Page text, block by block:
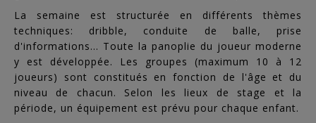
Rixensart
Tervuren
Woluwe-
La semaine est structurée en différents thèmes
techniques: dribble, conduite de balle, prise
d'informations... Toute la panoplie du joueur moderne
y est développée. Les groupes (maximum 10 à 12
joueurs) sont constitués en fonction de l'âge et du
niveau de chacun. Selon les lieux de stage et la
période, un équipement est prévu pour chaque enfant.